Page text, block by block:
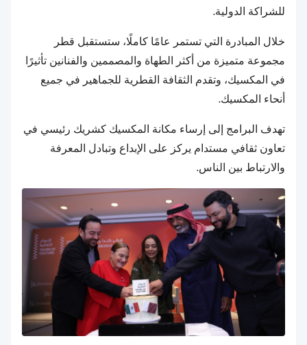
للشراكة الدولية.
خلال المبادرة التي تستمر عامًا كاملًا، ستستقبل قطر
مجموعة متميزة من أكثر الطهاة والمصممين والفنانين تأثيرًا
في المكسيك، وتقدم الثقافة القطرية للجماهير في جميع
أنحاء المكسيك.
تهدف البرامج إلى إرساء مكانة المكسيك كشريك رئيسي في
تعاون ثقافي مستدام يركز على الإبداع وتبادل المعرفة
والارتباط بين الناس.